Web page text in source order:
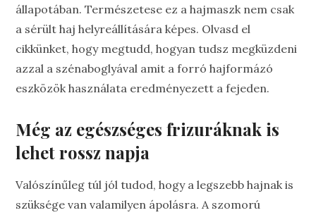
állapotában. Természetese ez a hajmaszk nem csak
a sérült haj helyreállítására képes. Olvasd el
cikkünket, hogy megtudd, hogyan tudsz megküzdeni
azzal a szénaboglyával amit a forró hajformázó
eszközök használata eredményezett a fejeden.
Még az egészséges frizuráknak is
lehet rossz napja
Valószínűleg túl jól tudod, hogy a legszebb hajnak is
szüksége van valamilyen ápolásra. A szomorú